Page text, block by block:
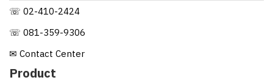
☏ 02-410-2424
☏ 081-359-9306
✉ Contact Center
Product